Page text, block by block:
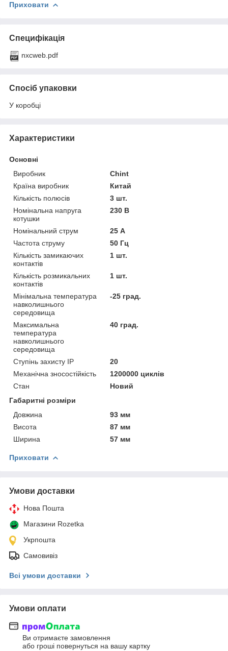
Приховати
Специфікація
nxcweb.pdf
Спосіб упаковки
У коробці
Характеристики
Основні
Виробник
Chint
Країна виробник
Китай
Кількість полюсів
3 шт.
Номінальна напруга
котушки
230 В
Номінальний струм
25 А
Частота струму
50 Гц
Кількість замикаючих
контактів
1 шт.
Кількість розмикальних
контактів
1 шт.
Мінімальна температура
навколишнього
середовища
-25 град.
Максимальна
температура
навколишнього
середовища
40 град.
Ступінь захисту IP
20
Механічна зносостійкість
1200000 циклів
Стан
Новий
Габаритні розміри
Довжина
93 мм
Висота
87 мм
Ширина
57 мм
Приховати
Умови доставки
Нова Пошта
Магазини Rozetka
Укрпошта
Самовивіз
Всі умови доставки
Умови оплати
Ви отримаєте замовлення
або гроші повернуться на вашу картку